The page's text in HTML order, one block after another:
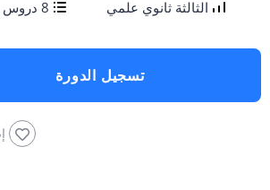
الثالثة ثانوي علمي 8 دروس
تسجيل الدورة